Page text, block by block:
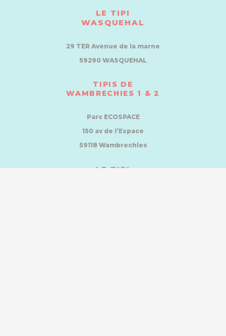
LE TIPI
WASQUEHAL
29 TER Avenue de la marne
59290 WASQUEHAL
TIPIS DE
WAMBRECHIES 1 & 2
Parc ECOSPACE
150 av de l’Espace
59118 Wambrechies
LE TIPI